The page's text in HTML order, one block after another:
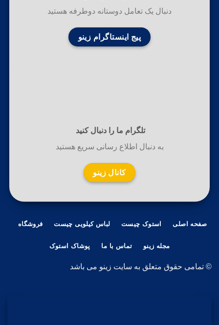
دنبال یک تعامل دوستانه دوطرفه هستید
پیج اینستاگرام زینو
تلگرام ما را دنبال کنید
به دنبال اطلاع رسانی سریع هستید
کانال زینو
صفحه اصلی استوک چیست لباس کیلویی چیست فروشگاه
مجله زینو تماس با ما پوشاک استوک
© تمامی حقوق متعلق به سایت زینو می باشد